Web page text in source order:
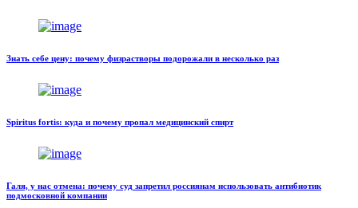
Знать себе цену: почему физрастворы подорожали в несколько раз
Spiritus fortis: куда и почему пропал медицинский спирт
Галя, у нас отмена: почему суд запретил россиянам использовать антибиотик
подмосковной компании